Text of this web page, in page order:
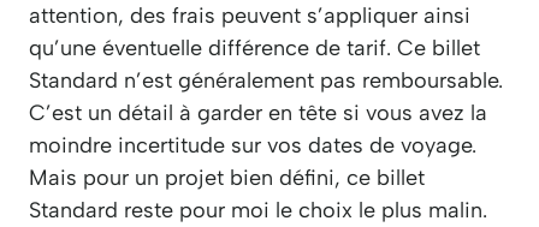
attention, des frais peuvent s’appliquer ainsi
qu’une éventuelle différence de tarif. Ce billet
Standard n’est généralement pas remboursable.
C’est un détail à garder en tête si vous avez la
moindre incertitude sur vos dates de voyage.
Mais pour un projet bien défini, ce billet
Standard reste pour moi le choix le plus malin.